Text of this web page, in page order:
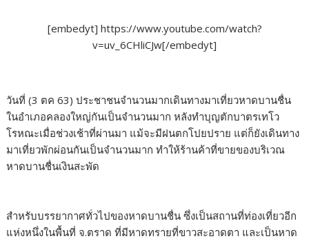
[embedyt] https://www.youtube.com/watch?
v=uv_6CHliCJw[/embedyt]
วันที่ (3 ตค 63) ประชาชนจำนวนมากเดินทางมาเที่ยวหาดบานชื่น
ในอำเภอคลองใหญ่กันเป็นจำนวนมาก หลังทำบุญตักบาตรเทโว
โรหณะเมื่อช่วงเช้าที่ผ่านมา แม้จะมีฝนตกโปยปราย แต่ก็ยังเดินทาง
มาเที่ยวพักผ่อนกันเป็นจำนวนมาก ทำให้ร้านค้าที่ขายของบริเวณ
หาดบานชื่นเงินสะพัด
สำหรับบรรยากาศทั่วไปของหาดบานชื่น ซึ่งเป็นสถานที่ท่องเที่ยวอีก
แห่งหนึ่งในพื้นที่ จ.ตราด ที่มีหาดทรายที่ขาวสะอาดตา และเป็นหาด